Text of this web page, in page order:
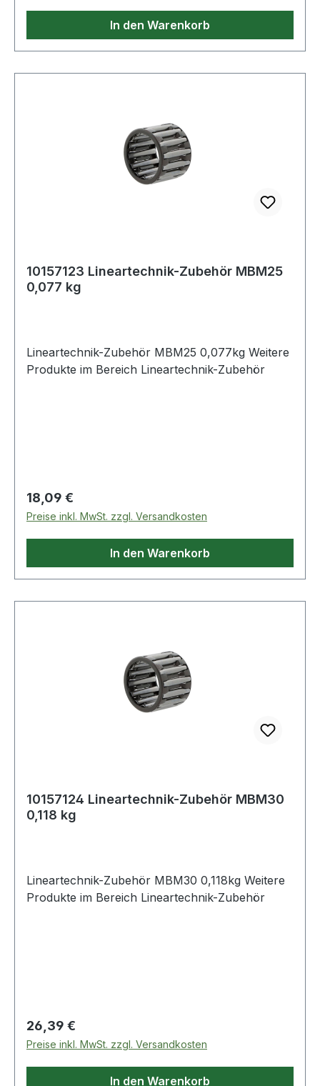
In den Warenkorb
10157123 Lineartechnik-Zubehör MBM25
0,077 kg
Lineartechnik-Zubehör MBM25 0,077kg Weitere
Produkte im Bereich Lineartechnik-Zubehör
Regulärer Preis:
18,09 €
Preise inkl. MwSt. zzgl. Versandkosten
In den Warenkorb
10157124 Lineartechnik-Zubehör MBM30
0,118 kg
Lineartechnik-Zubehör MBM30 0,118kg Weitere
Produkte im Bereich Lineartechnik-Zubehör
Regulärer Preis:
26,39 €
Preise inkl. MwSt. zzgl. Versandkosten
In den Warenkorb